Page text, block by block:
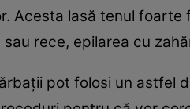
Acesta lasă tenul
rece, epilarea cu
pot folosi un astfel